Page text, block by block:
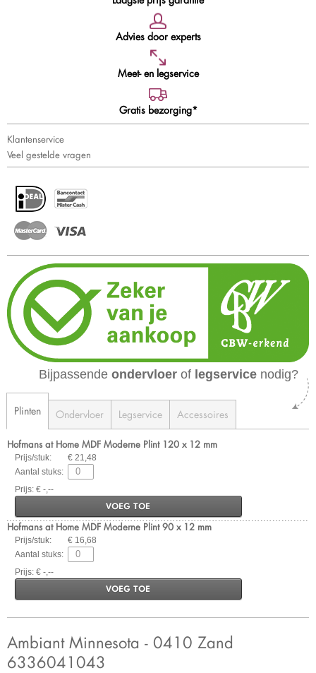
Advies door experts
Meet- en legservice
Gratis bezorging*
Klantenservice
Veel gestelde vragen
Bijpassende ondervloer of legservice nodig?
Plinten Ondervloer Legservice Accessoires
Hofmans at Home MDF Moderne Plint 120 x 12 mm
Prijs/stuk:
€ 21,48
Aantal stuks:
Prijs: € -,--
VOEG TOE
Hofmans at Home MDF Moderne Plint 90 x 12 mm
Prijs/stuk:
€ 16,68
Aantal stuks:
Prijs: € -,--
VOEG TOE
Ambiant Minnesota - 0410 Zand
6336041043